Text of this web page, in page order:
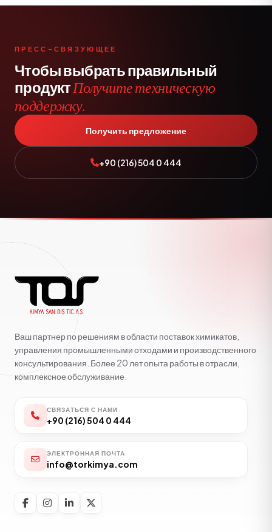
ПРЕСС-СВЯЗУЮЩЕЕ
Чтобы выбрать правильный
продуктПолучите техническую
поддержку.
Получить предложение
+90 (216) 504 0 444
Ваш партнер по решениям в области поставок химикатов,
управления промышленными отходами и производственного
консультирования. Более 20 лет опыта работы в отрасли,
комплексное обслуживание.
СВЯЗАТЬСЯ С НАМИ
+90 (216) 504 0 444
ЭЛЕКТРОННАЯ ПОЧТА
info@torkimya.com